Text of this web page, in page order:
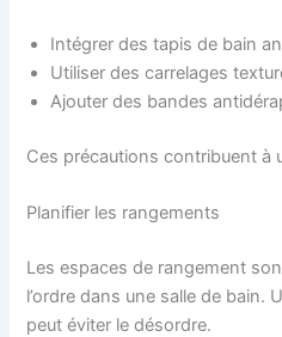
Intégrer des tapis de bain
Utiliser des carrelages
Ajouter des bandes
Ces précautions contribuent à
Planifier les rangements
Les espaces de rangement
l’ordre dans une salle de bain.
peut éviter le désordre.